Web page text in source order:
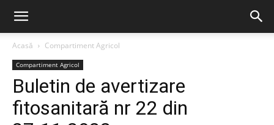
Acasă Compartiment Agricol
Compartiment Agricol
Buletin de avertizare
fitosanitară nr 22 din